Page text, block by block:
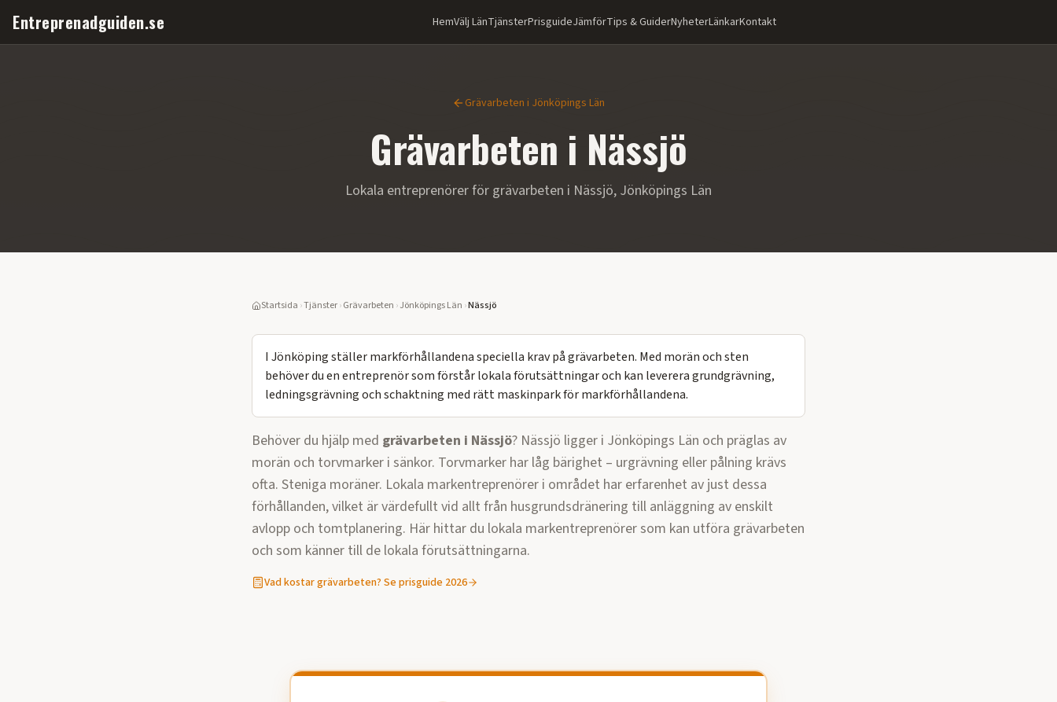
Entreprenadguiden.se HemVälj LänTjänsterPrisguideJämförTips & GuiderNyheterLänkarKontakt
Grävarbeten i Jönköpings Län
Grävarbeten i Nässjö
Lokala entreprenörer för grävarbeten i Nässjö, Jönköpings Län
Startsida ›Tjänster›Grävarbeten ›Jönköpings Län ›Nässjö
I Jönköping ställer markförhållandena speciella krav på grävarbeten. Med morän och sten
behöver du en entreprenör som förstår lokala förutsättningar och kan leverera grundgrävning,
ledningsgrävning och schaktning med rätt maskinpark för markförhållandena.
Behöver du hjälp med grävarbeten i Nässjö? Nässjö ligger i Jönköpings Län och präglas av
morän och torvmarker i sänkor. Torvmarker har låg bärighet – urgrävning eller pålning krävs
ofta. Steniga moräner. Lokala markentreprenörer i området har erfarenhet av just dessa
förhållanden, vilket är värdefullt vid allt från husgrundsdränering till anläggning av enskilt
avlopp och tomtplanering. Här hittar du lokala markentreprenörer som kan utföra grävarbeten
och som känner till de lokala förutsättningarna.
Vad kostargrävarbeten? Se prisguide 2026